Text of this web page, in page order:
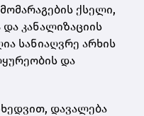
ქსელი,
კანალიზაციის
სანიაღვრე არხის
და
დავალება